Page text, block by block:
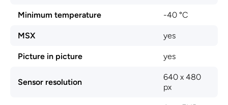
Minimum temperature -40 °C
MSX yes
Picture in picture yes
Sensor resolution
640 x 480
px